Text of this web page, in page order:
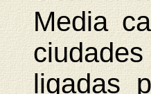
Media
ligadas